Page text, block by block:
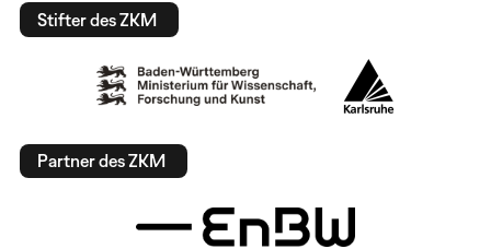
Stifter des ZKM
Partner des ZKM